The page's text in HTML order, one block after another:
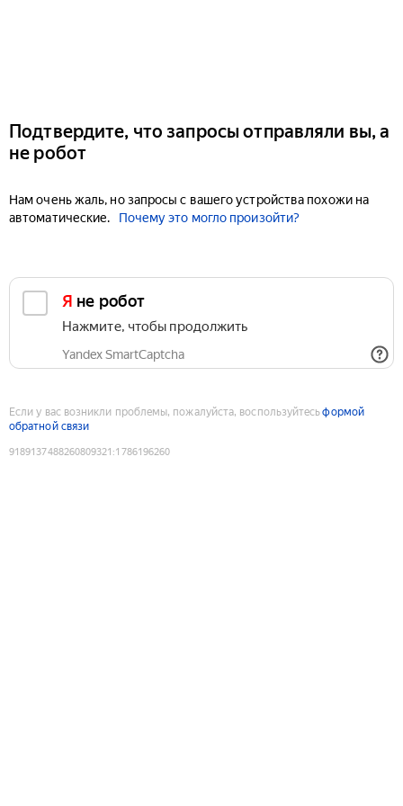
Подтвердите, что запросы отправляли вы, а
не робот
Нам очень жаль, но запросы с вашего устройства похожи на
автоматические.
Почему это могло произойти?
Я не робот
Нажмите, чтобы продолжить
Yandex SmartCaptcha
Если у вас возникли проблемы, пожалуйста, воспользуйтесьформой
обратной связи
9189137488260809321 :1786196260